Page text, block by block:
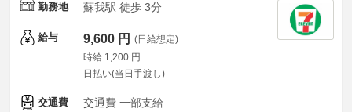
勤務地 蘇我駅 徒歩 3分
給与 9,600 円 (日給想定)
時給 1,200 円
日払い(当日手渡し)
交通費 交通費 一部支給